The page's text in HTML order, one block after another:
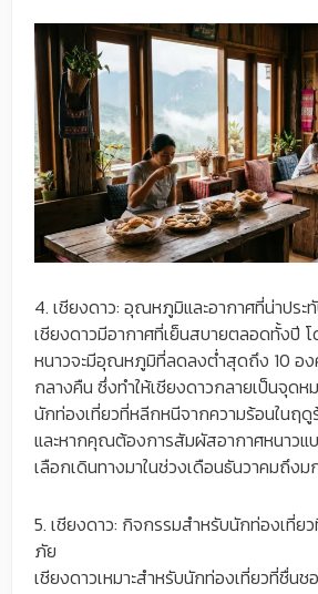
4. เชียงดาว: อุณหภูมิและอากาศที่น่าประ
เชียงดาวมีอากาศที่เย็นสบายตลอดทั้งปี โ
หนาวจะมีอุณหภูมิที่ลดลงต่ำสุดถึง 10 อง
กลางคืน ซึ่งทำให้เชียงดาวกลายเป็นจุด
นักท่องเที่ยวที่หลีกหนีจากความร้อนในฤ
และหากคุณต้องการสัมผัสอากาศหนาวแ
เลือกเดินทางมาในช่วงเดือนธันวาคมถึงม
5. เชียงดาว: กิจกรรมสำหรับนักท่องเที่
ภัย
เชียงดาวเหมาะสำหรับนักท่องเที่ยวที่ชื่น